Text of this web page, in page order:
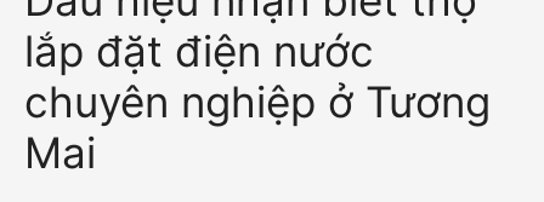
lắp đặt điện nước
chuyên nghiệp ở Tương
Mai